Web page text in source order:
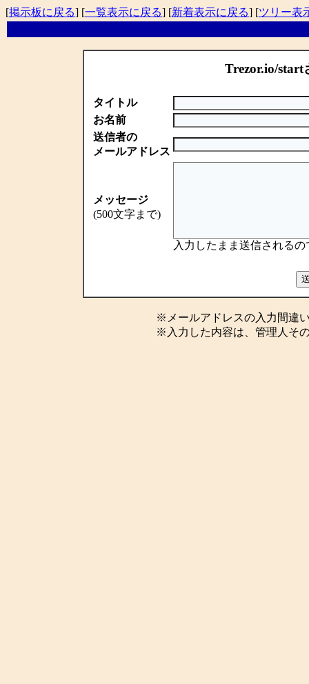
[掲示板に戻る] [一覧表示に戻る] [新着表示に戻る] [ツリー表
Trezor.io/start
タイトル
お名前
送信者の
メールアドレス
メッセージ
(500文字まで)
入力したまま送信される
※メールアドレスの入力間違
※入力した内容は、管理人そ